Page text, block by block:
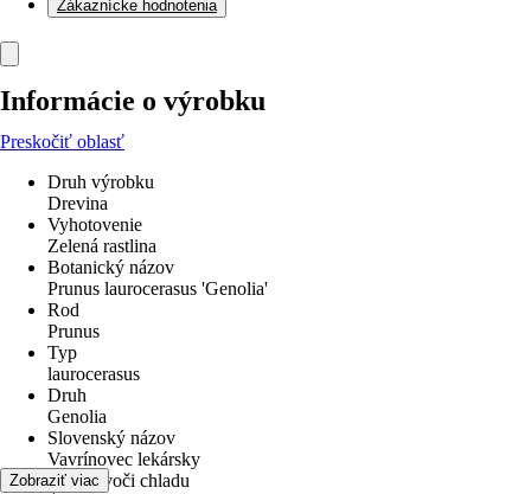
Zákaznícke hodnotenia
Informácie o výrobku
Preskočiť oblasť
Druh výrobku
Drevina
Vyhotovenie
Zelená rastlina
Botanický názov
Prunus laurocerasus 'Genolia'
Rod
Prunus
Typ
laurocerasus
Druh
Genolia
Slovenský názov
Vavrínovec lekársky
odolné voči chladu
Zobraziť viac